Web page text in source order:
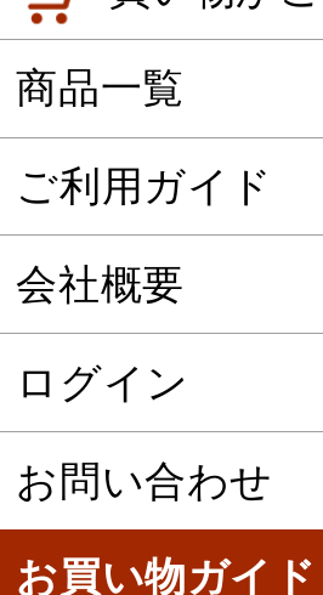
商品一覧
ご利用ガイド
会社概要
ログイン
お問い合わせ
お買い物ガイド